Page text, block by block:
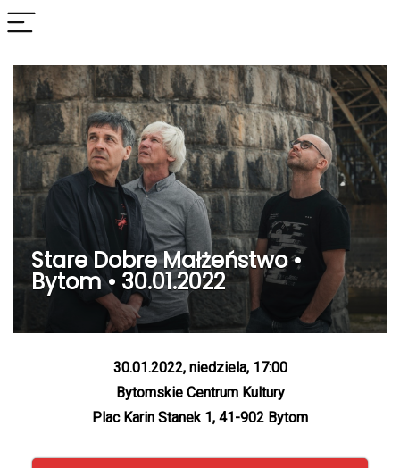
Stare Dobre Małżeństwo •
Bytom • 30.01.2022
30.01.2022, niedziela, 17:00
Bytomskie Centrum Kultury
Plac Karin Stanek 1, 41-902 Bytom